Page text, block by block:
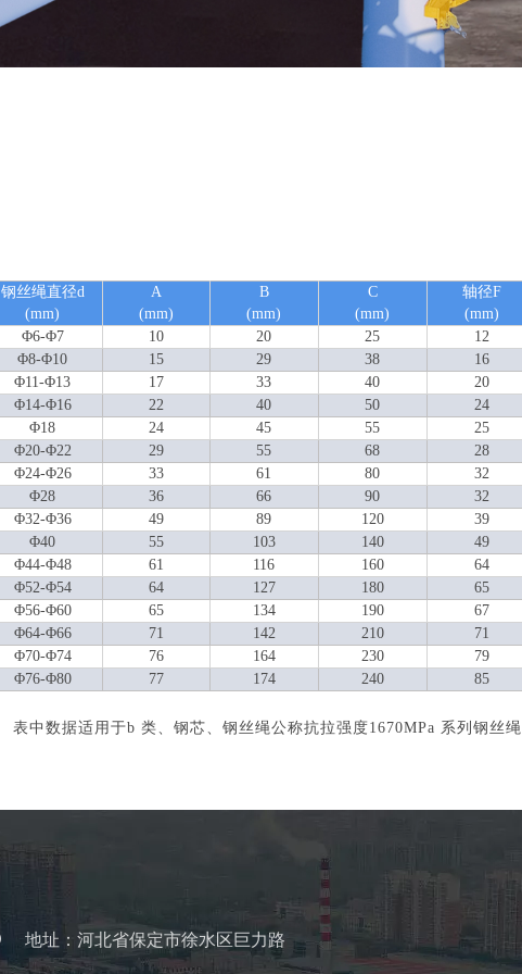
钢丝绳直径d
(mm)
A
(mm)
B
(mm)
C
(mm)
轴径F
(mm)
Φ6-Φ7 10 20 25 12
Φ8-Φ10 15 29 38 16
Φ11-Φ13 17 33 40 20
Φ14-Φ16 22 40 50 24
Φ18 24 45 55 25
Φ20-Φ22 29 55 68 28
Φ24-Φ26 33 61 80 32
Φ28 36 66 90 32
Φ32-Φ36 49 89 120 39
Φ40 55 103 140 49
Φ44-Φ48 61 116 160 64
Φ52-Φ54 64 127 180 65
Φ56-Φ60 65 134 190 67
Φ64-Φ66 71 142 210 71
Φ70-Φ74 76 164 230 79
Φ76-Φ80 77 174 240 85
表中数据适用于b 类、钢芯、钢丝绳公称抗拉强度1670MPa 系列钢丝绳
地址：河北省保定市徐水区巨力路